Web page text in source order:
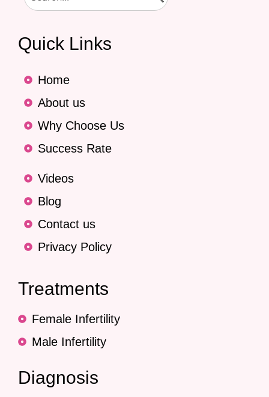
Quick Links
Home
About us
Why Choose Us
Success Rate
Videos
Blog
Contact us
Privacy Policy
Treatments
Female Infertility
Male Infertility
Diagnosis